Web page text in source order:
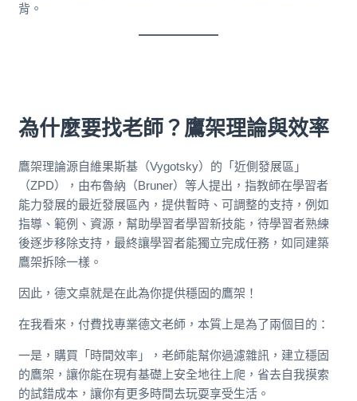
背。
為什麼要找老師？鷹架理論與效率
鷹架理論源自維果斯基（Vygotsky）的「近側發展區」
（ZPD），由布魯納（Bruner）等人提出，指教師在學習者
能力發展的最近發展區內，提供暫時、可調整的支持，例如
指導、範例、資源，幫助學習者學習新技能，待學習者熟練
後逐步移除支持，最終讓學習者能獨立完成任務，如同建築
鷹架拆除一樣。
因此，德文桌就是在此為你提供穩固的鷹架！
在我看來，付費找專業德文老師，本質上是為了兩個目的：
一是，購買「時間效率」，老師能幫你過濾雜訊，建立穩固
的鷹架，讓你能在現有基礎上安全地往上爬，省去自我摸索
的試錯成本，讓你有更多時間去玩耍享受生活。